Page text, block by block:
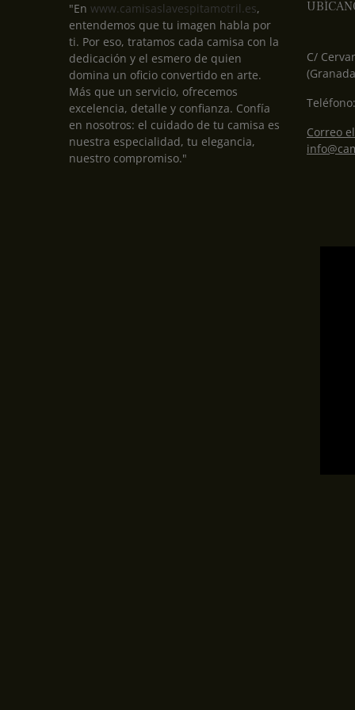
"En www.camisaslavespitamotril.es,
entendemos que tu imagen habla por
ti. Por eso, tratamos cada camisa con la
dedicación y el esmero de quien
domina un oficio convertido en arte.
Más que un servicio, ofrecemos
excelencia, detalle y confianza. Confía
en nosotros: el cuidado de tu camisa es
nuestra especialidad, tu elegancia,
nuestro compromiso."
C/
Correo